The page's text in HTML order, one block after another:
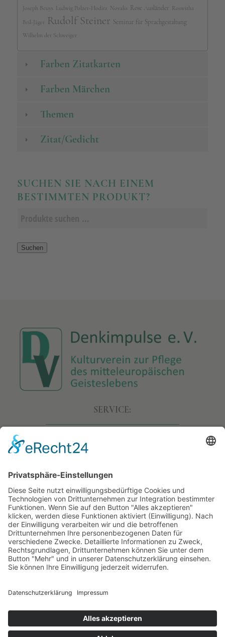
Joseph Beuys Ludwig Polzer-Hoditz Novalis Rose Ausländer Roswitha
Bril-Jäger Rudolf Steiner Seminar für Sprachgestaltung
Wilhelm der Schweiger
Farben Zitatkarten
Farben Märchen
Themen
Zitat/Gedicht
SUCHEN SIE NACH EINEM
BESTIMMTEN PRODUKT?
Suchen
SERVICE:
• Allgemeine Geschäftsbedingungen
• Widerruf
• Datenschutz
• Impressum
• WO GIBT ES DIE MÄRCHEN?
• WAS SIND DIE MÄRCHEN?